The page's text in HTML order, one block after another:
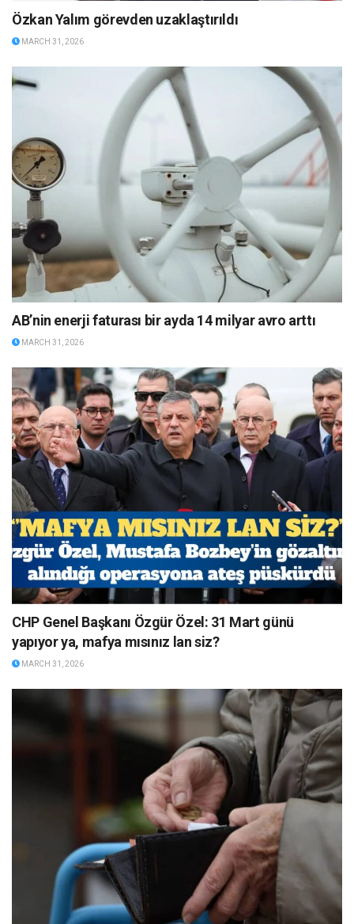
Özkan Yalım görevden uzaklaştırıldı
MARCH 31, 2026
AB’nin enerji faturası bir ayda 14 milyar avro arttı
MARCH 31, 2026
CHP Genel Başkanı Özgür Özel: 31 Mart günü
yapıyor ya, mafya mısınız lan siz?
MARCH 31, 2026